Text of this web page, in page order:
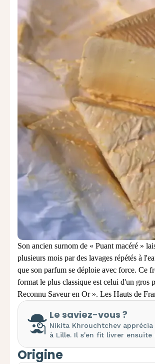
Son ancien surnom de « Puant macéré »
plusieurs mois par des lavages répétés à
que son parfum se déploie avec force. Ce
format le plus classique est celui d'un gros
Reconnu Saveur en Or ». Les Hauts de
Le saviez-vous ?
Nikita Khrouchtchev
à Lille. Il s'en fit livrer
Origine